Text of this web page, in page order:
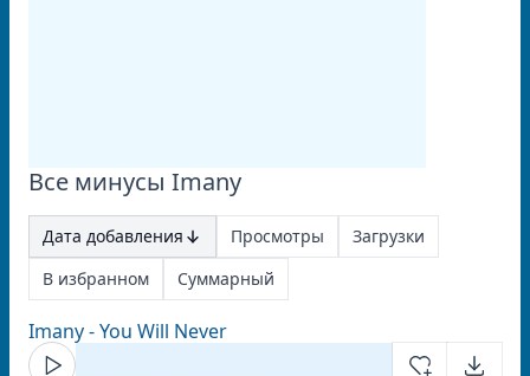
Все минусы Imany
Дата добавления Просмотры
Загрузки
В избранном
Суммарный
Imany - You Will Never